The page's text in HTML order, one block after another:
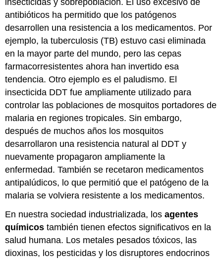
antibióticos ha permitido que los patógenos
desarrollen una resistencia a los medicamentos. Por
ejemplo, la tuberculosis (TB) estuvo casi eliminada
en la mayor parte del mundo, pero las cepas
farmacorresistentes ahora han invertido esa
tendencia. Otro ejemplo es el paludismo. El
insecticida DDT fue ampliamente utilizado para
controlar las poblaciones de mosquitos portadores de
malaria en regiones tropicales. Sin embargo,
después de muchos años los mosquitos
desarrollaron una resistencia natural al DDT y
nuevamente propagaron ampliamente la
enfermedad. También se recetaron medicamentos
antipalúdicos, lo que permitió que el patógeno de la
malaria se volviera resistente a los medicamentos.
En nuestra sociedad industrializada, losagentes
químicos también tienen efectos significativos en la
salud humana. Los metales pesados tóxicos, las
dioxinas, los pesticidas y los disruptores endocrinos